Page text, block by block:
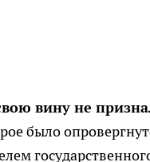
вину не
было